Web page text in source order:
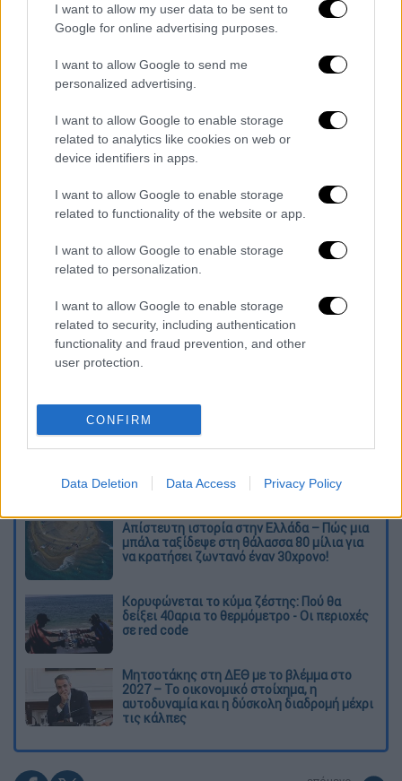
I want to allow my user data to be sent to
Google for online advertising purposes.
I want to allow Google to send me
personalized advertising.
I want to allow Google to enable storage
related to analytics like cookies on web or
device identifiers in apps.
I want to allow Google to enable storage
related to functionality of the website or app.
I want to allow Google to enable storage
related to personalization.
I want to allow Google to enable storage
related to security, including authentication
functionality and fraud prevention, and other
user protection.
CONFIRM
Data Deletion Data Access Privacy Policy
Joe Dassin Story», Ο τίτλος της παράστασης
και ο τρίτης γενιάς Dassin, συνοδευόμενους
από τους καλύτερους Γάλλους βιρτουόζους
Orchestra, σε μία αναδρομή, τόσο ρομαντική
αλλά και δυναμική συνάμα, χαρίζει τον πιο
ωραίο φόρο τιμής στη μνήμη του πατέρα
Διαβάστε ακόμη
Ξεφυλλίζοντας... τέσσερις ιστορίες για τη
Απίστευτη ιστορία στην Ελλάδα – Πώς μια
μπάλα ταξίδεψε στη θάλασσα 80 μίλια για
να κρατήσει ζωντανό έναν 30χρονο!
Κορυφώνεται το κύμα ζέστης: Πού θα
δείξει 40αρια το θερμόμετρο - Οι περιοχές
σε red code
Μητσοτάκης στη ΔΕΘ με το βλέμμα στο
2027 – Το οικονομικό στοίχημα, η
αυτοδυναμία και η δύσκολη διαδρομή μέχρι
τις κάλπες